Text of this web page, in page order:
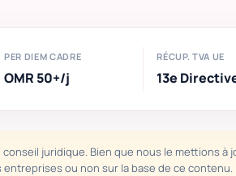
PER DIEM CADRE
OMR 50+/j
RÉCUP. TVA UE
13e
juridique. Bien que nous le mettions
ou non sur la base de ce contenu.